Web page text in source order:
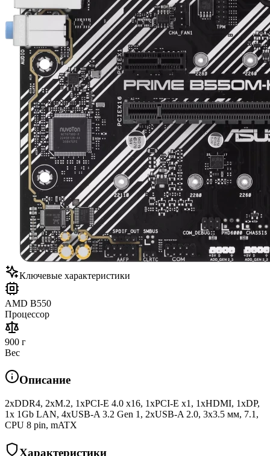
Ключевые характеристики
AMD B550
Процессор
900 г
Вес
Описание
2xDDR4, 2xM.2, 1xPCI-E 4.0 x16, 1xPCI-E x1, 1xHDMI, 1xDP,
1x 1Gb LAN, 4xUSB-A 3.2 Gen 1, 2xUSB-A 2.0, 3x3.5 мм, 7.1,
CPU 8 pin, mATX
Характеристики